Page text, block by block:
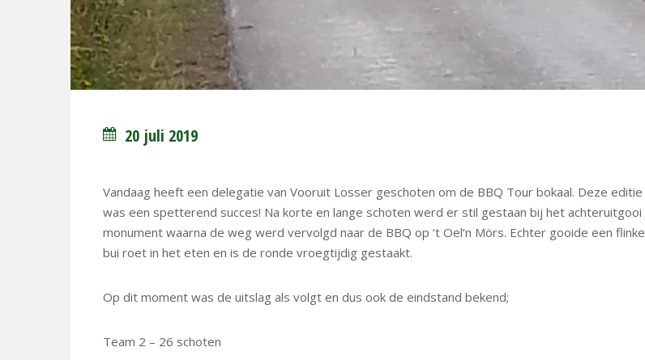
20 juli 2019
Vandaag heeft een delegatie van Vooruit Losser geschoten om de BBQ Tour bokaal. Deze editie
was een spetterend succes! Na korte en lange schoten werd er stil gestaan bij het achteruitgooi
monument waarna de weg werd vervolgd naar de BBQ op ‘t Oel’n Mörs. Echter gooide een flinke
bui roet in het eten en is de ronde vroegtijdig gestaakt.
Op dit moment was de uitslag als volgt en dus ook de eindstand bekend;
Team 2 – 26 schoten